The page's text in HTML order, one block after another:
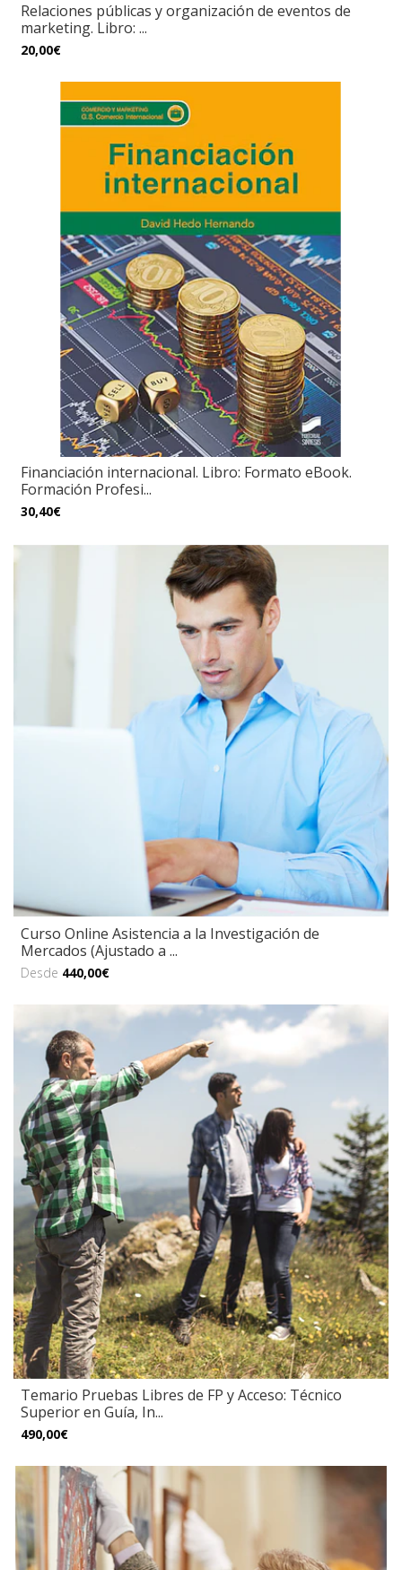
Relaciones públicas y organización de eventos de
marketing. Libro: ...
20,00€
Financiación internacional. Libro: Formato eBook.
Formación Profesi...
30,40€
Curso Online Asistencia a la Investigación de
Mercados (Ajustado a ...
Desde 440,00€
Temario Pruebas Libres de FP y Acceso: Técnico
Superior en Guía, In...
490,00€